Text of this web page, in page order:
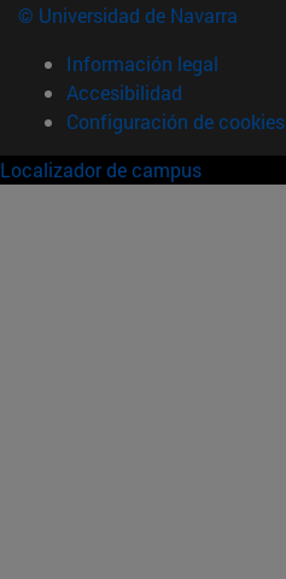
© Universidad de Navarra
Información legal
Accesibilidad
Configuración de cookies
Localizador de campus